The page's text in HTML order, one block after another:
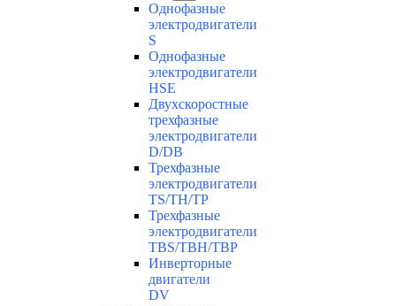
Однофазные
электродвигатели
S
Однофазные
электродвигатели
HSE
Двухскоростные
трехфазные
электродвигатели
D/DB
Трехфазные
электродвигатели
TS/TH/TP
Трехфазные
электродвигатели
TBS/TBH/TBP
Инверторные
двигатели
DV